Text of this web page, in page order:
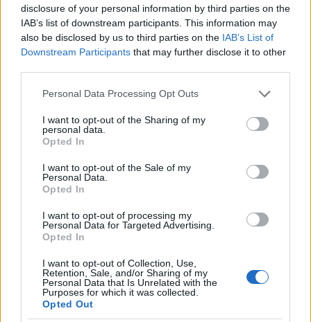
disclosure of your personal information by third parties on the
IAB’s list of downstream participants. This information may
also be disclosed by us to third parties on the IAB’s List of
Downstream Participants that may further disclose it to other
Please note that this website/app uses one or more Google
not limited to your visit or usage behaviour. You may click to
grant or deny consent to Google and its third-party tags to
use your data for below specified purposes in below Google
consent section.
Personal Data Processing Opt Outs
I want to opt-out of the Sharing of my
personal data.
Opted In
I want to opt-out of the Sale of my
Personal Data.
Opted In
I want to opt-out of processing my
Personal Data for Targeted Advertising.
Opted In
I want to opt-out of Collection, Use,
Retention, Sale, and/or Sharing of my
Personal Data that Is Unrelated with the
Purposes for which it was collected.
Opted Out
Παραδείγματα τιμών
Για να γίνει πιο κατανοητό, δείτε τα εξής
Στο τμήμα 308: Η αρχική τιμή του εισιτηρίου
ήταν 299 ευρώ, αλλά μπορεί να το βρει κάποιος
με με 1.739 και 2.001.
ήταν 449 ευρω, αλλά μπορεί το βρει κάποιος
με 9,156
Στο τμήμα 314: Η αρχική τιμή του εισιτηρίου
ήταν 549 ευρώ, αλλά πλέον μπορεί να το βρει
Στο Golden και Siver Hospitality: Εκεί οι τιμές
ήταν από 1,099 έως και 1,699 ευρώ, αλλά πλέον
έχουν από 8,000 έως και 14,337 ευρώ.